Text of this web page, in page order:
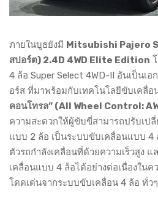
ภายในบูธยังมี Mitsubishi Pajero
สปอร์ต) 2.4D 4WD Elite Edition
4 ล้อ Super Select 4WD-II อันเป็นเ
อร์ส ที่มาพร้อมกับเทคโนโลยีขับเคลื่อ
คอนโทรล” (All Wheel Control:
ความสะดวกให้ผู้ขับขี่สามารถปรับเป
แบบ 2 ล้อ เป็นระบบขับเคลื่อนแบบ
ตัวรถกำลังเคลื่อนที่ด้วยความเร็วสูง แ
เคลื่อนแบบ 4 ล้อได้อย่างต่อเนื่องในค
โดดเด่นจากระบบขับเคลื่อน 4 ล้อ ทั่ว